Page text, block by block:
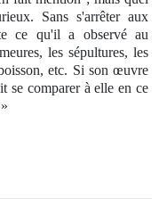
Sans s'arrêter aux
ce qu'il a observé au
les sépultures, les
etc. Si son œuvre
se comparer à elle en ce